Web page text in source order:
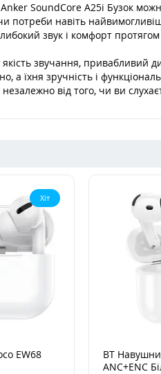
SoundCore A25i Бузок
потреби навіть
звук і комфорт
звучання, привабливий
а їхня зручність і
від того, чи ви
Хіт
EW68
BT
ANC+ENC